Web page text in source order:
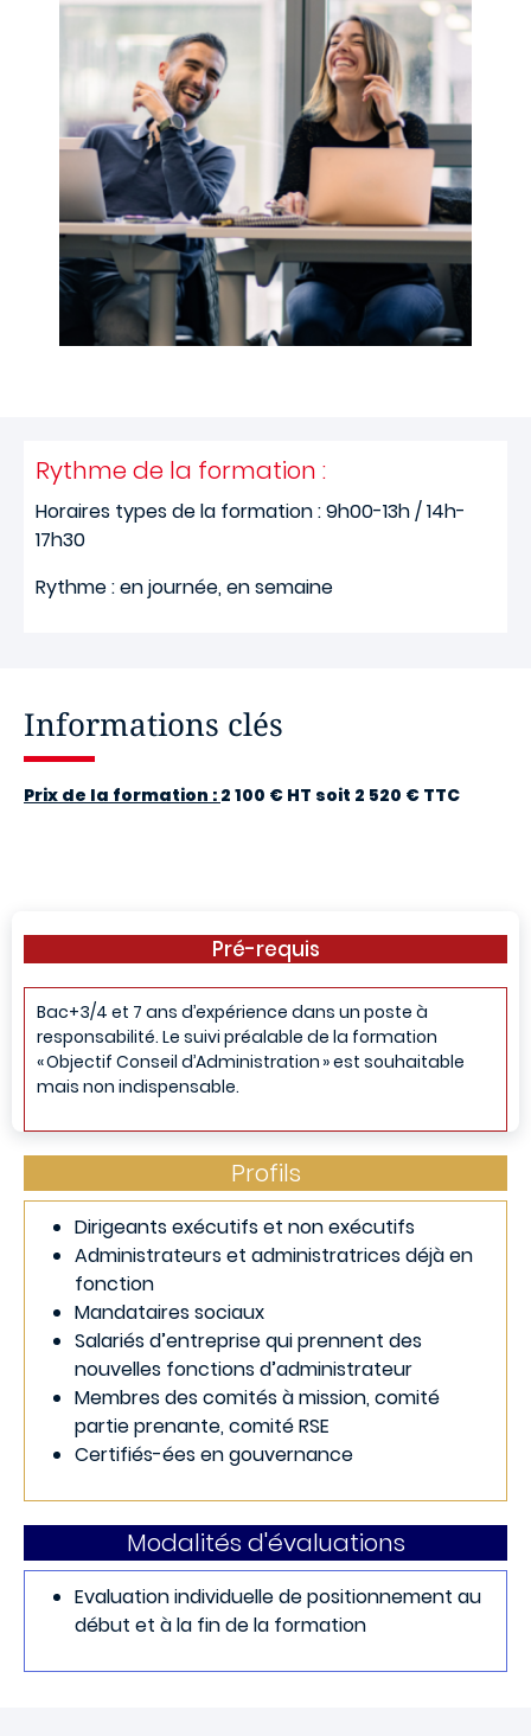
Rythme de la formation :
Horaires types de la formation : 9h00-13h / 14h-
17h30
Rythme : en journée, en semaine
Informations clés
Prix de la formation : 2 100 € HT soit 2 520 € TTC
Pré-requis
Bac+3/4 et 7 ans d’expérience dans un poste à
responsabilité. Le suivi préalable de la formation
« Objectif Conseil d’Administration » est souhaitable
mais non indispensable.
Profils
Dirigeants exécutifs et non exécutifs
Administrateurs et administratrices déjà en
fonction
Mandataires sociaux
Salariés d’entreprise qui prennent des
nouvelles fonctions d’administrateur
Membres des comités à mission, comité
partie prenante, comité RSE
Certifiés-ées en gouvernance
Modalités d'évaluations
Evaluation individuelle de positionnement au
début et à la fin de la formation